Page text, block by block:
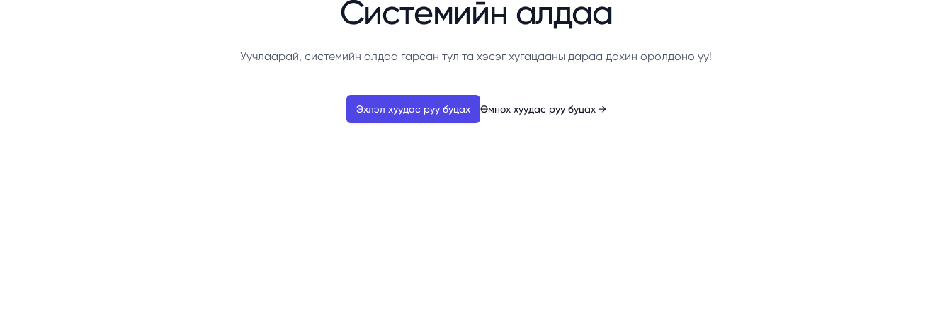
Системийн алдаа
Уучлаарай, системийн алдаа гарсан тул та хэсэг хугацааны дараа дахин оролдоно уу!
Эхлэл хуудас руу буцах Өмнөх хуудас руу буцах →